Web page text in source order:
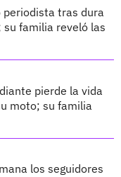
periodista tras dura
familia reveló las
pierde la vida
moto; su familia
los seguidores